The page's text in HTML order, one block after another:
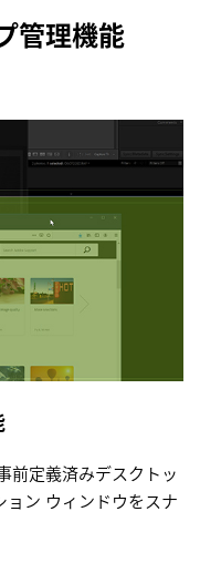
管理機能
前定義済みデスクトッ
ョン ウィンドウをスナ